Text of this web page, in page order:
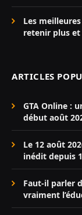
Les
retenir plus
ARTICLES
GTA Online :
début août
Le 12 août
inédit depuis
Faut-il parler
vraiment